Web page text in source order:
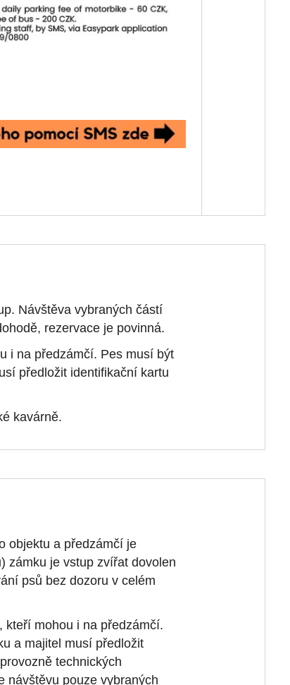
Návštěva vybraných částí
rezervace je povinná.
i na předzámčí. Pes musí být
předložit identifikační kartu
kavárně.
objektu a předzámčí je
zámku je vstup zvířat dovolen
psů bez dozoru v celém
kteří mohou i na předzámčí.
a majitel musí předložit
technických
návštěvu pouze vybraných